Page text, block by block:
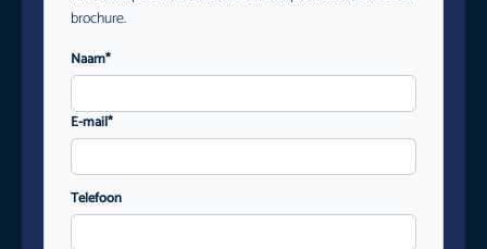
brochure.
Naam*
E-mail*
Telefoon